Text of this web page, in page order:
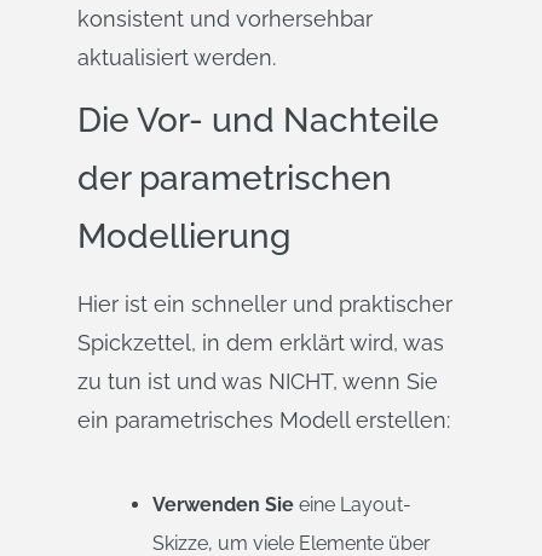
konsistent und vorhersehbar
aktualisiert werden.
Die Vor- und Nachteile
der parametrischen
Modellierung
Hier ist ein schneller und praktischer
Spickzettel, in dem erklärt wird, was
zu tun ist und was NICHT, wenn Sie
ein parametrisches Modell erstellen:
Verwenden Sie eine Layout-
Skizze, um viele Elemente über